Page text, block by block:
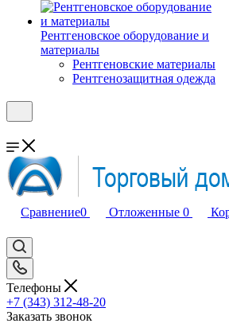
Рентгеновское оборудование и
материалы
Рентгеновские материалы
Рентгенозащитная одежда
Сравнение0 Отложенные 0
Телефоны
+7 (343) 312-48-20
Заказать звонок